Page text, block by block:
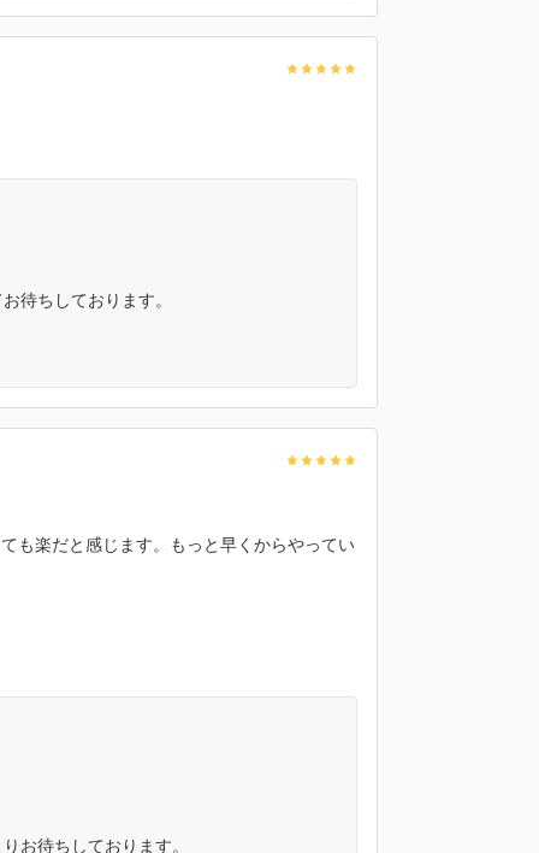
待ちしております。
も楽だと感じます。もっと早くからやってい
お待ちしております。